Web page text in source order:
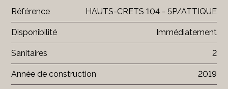
Référence HAUTS-CRETS 104 - 5P/ATTIQUE
Disponibilité Immédiatement
Sanitaires 2
Année de construction 2019